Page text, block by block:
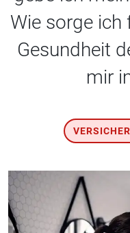
Wie sorge
Gesundheit
mir